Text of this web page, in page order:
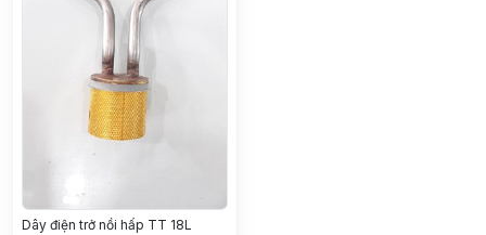
Dây điện trở nồi hấp TT 18L